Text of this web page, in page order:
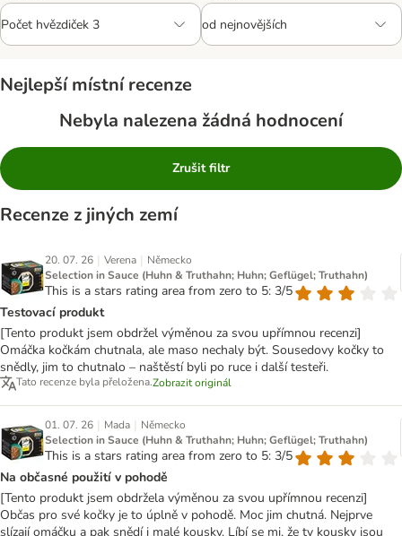
Nejlepší místní recenze
Nebyla nalezena žádná hodnocení
Zrušit filtr
Recenze z jiných zemí
20. 07. 26 | Verena | Německo
Selection in Sauce (Huhn & Truthahn; Huhn; Geflügel; Truthahn)
This is a stars rating area from zero to 5: 3/5
Testovací produkt
[Tento produkt jsem obdržel výměnou za svou upřímnou recenzi]
Omáčka kočkám chutnala, ale maso nechaly být. Sousedovy kočky to
snědly, jim to chutnalo – naštěstí byli po ruce i další testeři.
Tato recenze byla přeložena.Zobrazit originál
01. 07. 26 | Mada | Německo
Selection in Sauce (Huhn & Truthahn; Huhn; Geflügel; Truthahn)
This is a stars rating area from zero to 5: 3/5
Na občasné použití v pohodě
[Tento produkt jsem obdržela výměnou za svou upřímnou recenzi]
Občas pro své kočky je to úplně v pohodě. Moc jim chutná. Nejprve
slízají omáčku a pak snědí i malé kousky. Líbí se mi, že ty kousky jsou